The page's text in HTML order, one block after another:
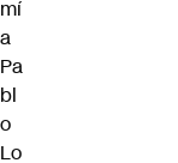
mí
a
Pa
bl
o
Lo